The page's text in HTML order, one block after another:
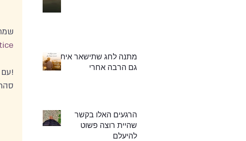
!עם
מתנה לחג שתישאר איתך
גם הרבה אחרי
הרגעים האלו בקשר
שהיית רוצה פשוט
להיעלם